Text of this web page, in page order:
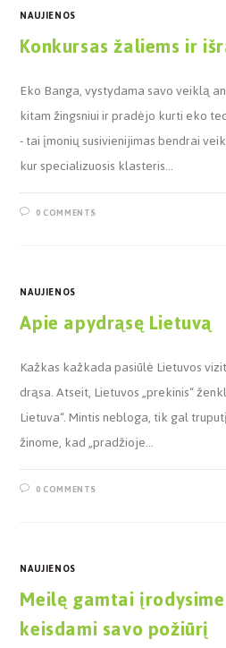
NAUJIENOS
Konkursas žaliems ir
Eko Banga, vystydama savo veiklą
kitam žingsniui ir pradėjo kurti eko
- tai įmonių susivienijimas bendrai
kur specializuosis klasteris…
0 COMMENTS
NAUJIENOS
Apie apydrąsę Lietuvą
Kažkas kažkada pasiūlė Lietuvos
drąsa. Atseit, Lietuvos „prekinis“
Lietuva“. Mintis nebloga, tik gal
žinome, kad „pradžioje…
0 COMMENTS
NAUJIENOS
Meilę gamtai
keisdami savo požiūrį